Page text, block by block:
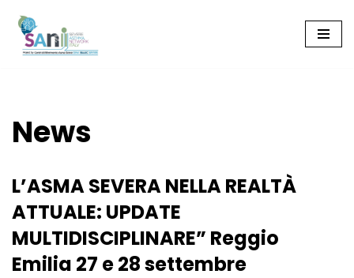
Vai
News
L’ASMA SEVERA NELLA REALTÀ
ATTUALE: UPDATE
MULTIDISCIPLINARE” Reggio
Emilia 27 e 28 settembre